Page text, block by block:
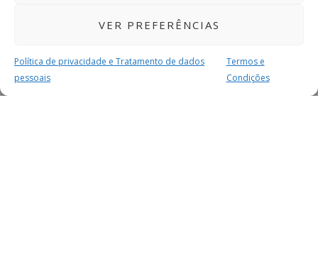
VER PREFERÊNCIAS
Política de privacidade e Tratamento de dados
pessoais
Termos e
Condições